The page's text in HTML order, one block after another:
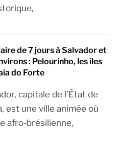
de 7 jours à Salvador et
: Pelourinho, les îles
do Forte
capitale de l’État de
est une ville animée où
afro-brésilienne,